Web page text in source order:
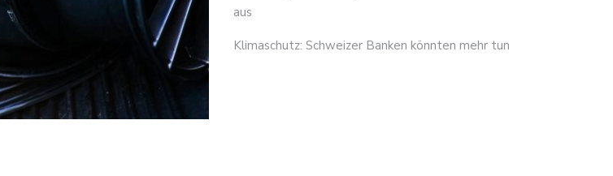
aus
Klimaschutz: Schweizer Banken könnten mehr tun